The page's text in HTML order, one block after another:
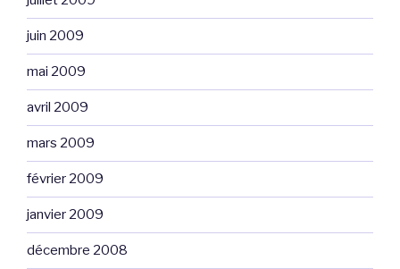
juin 2009
mai 2009
avril 2009
mars 2009
février 2009
janvier 2009
décembre 2008